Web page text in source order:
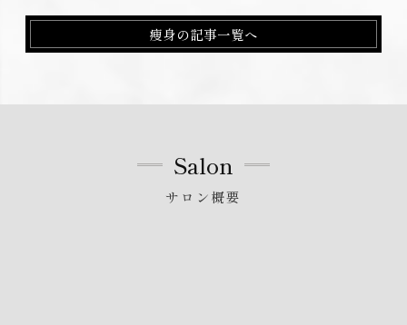
痩身の記事一覧へ
サロン概要
Salon